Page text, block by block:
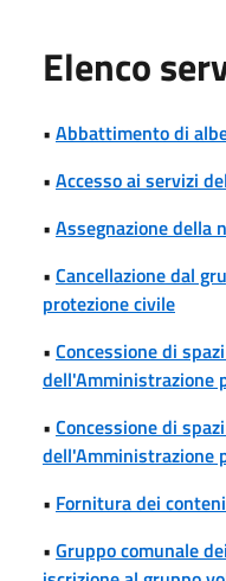
Elenco
• Abbattimento di
• Accesso ai servizi
• Assegnazione della
• Cancellazione dal
protezione civile
• Concessione di
dell'Amministrazione
• Concessione di
dell'Amministrazione
• Fornitura dei
• Gruppo comunale